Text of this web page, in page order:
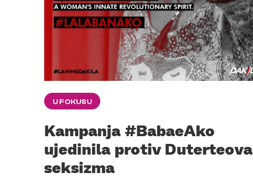
U FOKUSU
Kampanja #BabaeAko
ujedinila protiv Duterteova
seksizma